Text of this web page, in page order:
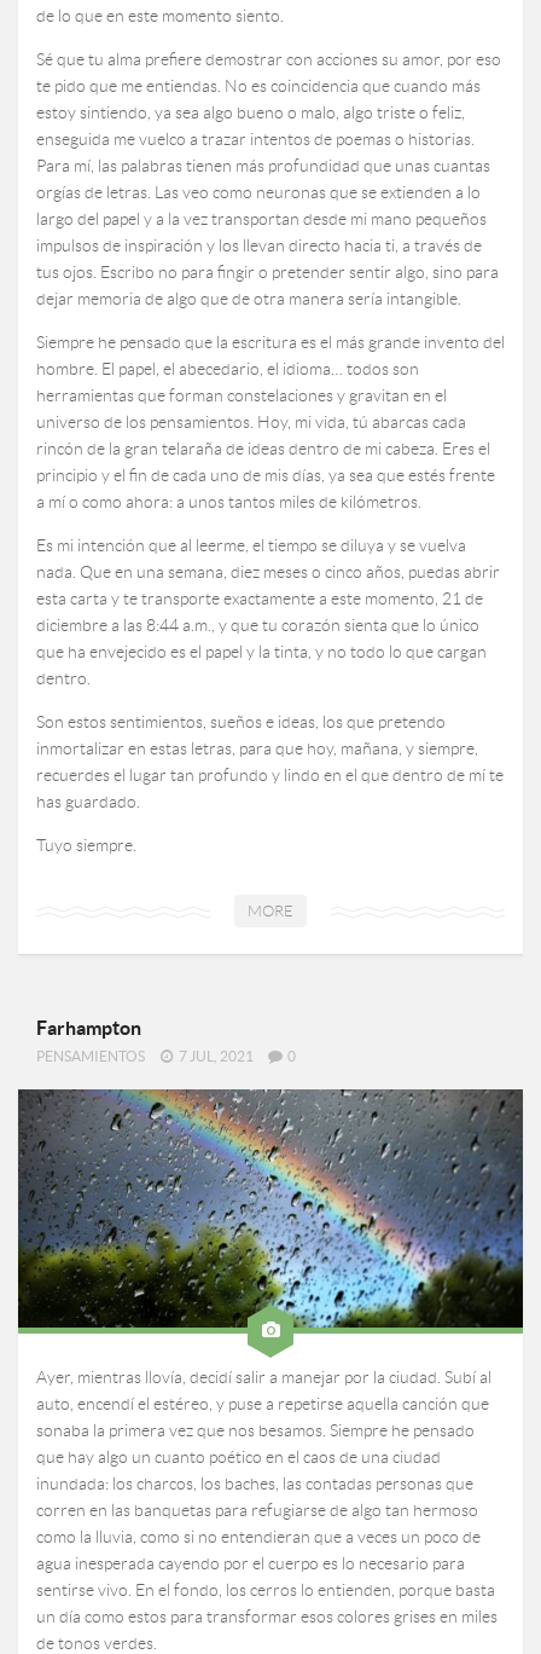
de lo que en este momento siento.
Sé que tu alma prefiere demostrar con acciones su amor, por eso
te pido que me entiendas. No es coincidencia que cuando más
estoy sintiendo, ya sea algo bueno o malo, algo triste o feliz,
enseguida me vuelco a trazar intentos de poemas o historias.
Para mí, las palabras tienen más profundidad que unas cuantas
orgías de letras. Las veo como neuronas que se extienden a lo
largo del papel y a la vez transportan desde mi mano pequeños
impulsos de inspiración y los llevan directo hacia ti, a través de
tus ojos. Escribo no para fingir o pretender sentir algo, sino para
dejar memoria de algo que de otra manera sería intangible.
Siempre he pensado que la escritura es el más grande invento del
hombre. El papel, el abecedario, el idioma… todos son
herramientas que forman constelaciones y gravitan en el
universo de los pensamientos. Hoy, mi vida, tú abarcas cada
rincón de la gran telaraña de ideas dentro de mi cabeza. Eres el
principio y el fin de cada uno de mis días, ya sea que estés frente
a mí o como ahora: a unos tantos miles de kilómetros.
Es mi intención que al leerme, el tiempo se diluya y se vuelva
nada. Que en una semana, diez meses o cinco años, puedas abrir
esta carta y te transporte exactamente a este momento, 21 de
diciembre a las 8:44 a.m., y que tu corazón sienta que lo único
que ha envejecido es el papel y la tinta, y no todo lo que cargan
dentro.
Son estos sentimientos, sueños e ideas, los que pretendo
inmortalizar en estas letras, para que hoy, mañana, y siempre,
recuerdes el lugar tan profundo y lindo en el que dentro de mí te
has guardado.
Tuyo siempre.
MORE
Farhampton
PENSAMIENTOS 7 JUL, 2021 0
Ayer, mientras llovía, decidí salir a manejar por la ciudad. Subí al
auto, encendí el estéreo, y puse a repetirse aquella canción que
sonaba la primera vez que nos besamos. Siempre he pensado
que hay algo un cuanto poético en el caos de una ciudad
inundada: los charcos, los baches, las contadas personas que
corren en las banquetas para refugiarse de algo tan hermoso
como la lluvia, como si no entendieran que a veces un poco de
agua inesperada cayendo por el cuerpo es lo necesario para
sentirse vivo. En el fondo, los cerros lo entienden, porque basta
un día como estos para transformar esos colores grises en miles
de tonos verdes.